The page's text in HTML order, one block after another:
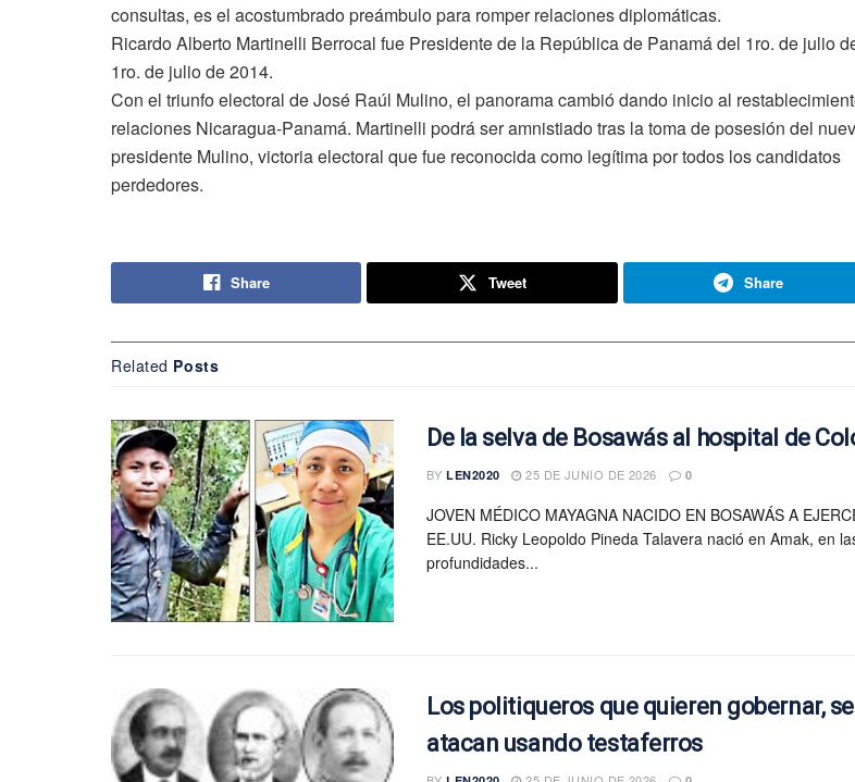
consultas, es el acostumbrado preámbulo para romper relaciones diplomáticas.
Ricardo Alberto Martinelli Berrocal fue Presidente de la República de Panamá del 1ro. de julio
1ro. de julio de 2014.
Con el triunfo electoral de José Raúl Mulino, el panorama cambió dando inicio al
relaciones Nicaragua-Panamá. Martinelli podrá ser amnistiado tras la toma de posesión del
presidente Mulino, victoria electoral que fue reconocida como legítima por todos los candidatos
perdedores.
Share Tweet Share
Related Posts
De la selva de Bosawás al hospital de
BY LEN2020 25 DE JUNIO DE 2026 0
JOVEN MÉDICO MAYAGNA NACIDO EN BOSAWÁS A
EE.UU. Ricky Leopoldo Pineda Talavera nació en Amak, en
profundidades...
Los politiqueros que quieren gobernar, se
atacan usando testaferros